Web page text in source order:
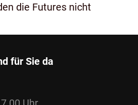
die Futures nicht
für Sie da